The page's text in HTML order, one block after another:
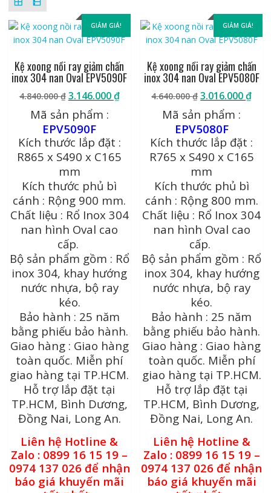
thấp
GIẢM GIÁ!
Kệ xoong nồi ray giảm chấn
inox 304 nan Oval EPV5090F
4.840.000₫ Giá
gốc
là:
4.840.000 ₫.
3.146.000₫Giá
3.146.000 ₫.
Mã sản phẩm :
EPV5090F
Kích thước lắp đặt :
R865 x S490 x C165
mm
Kích thước phủ bì
cánh : Rộng 900 mm.
Chất liệu : Rổ Inox 304
nan hình Oval cao
cấp.
Bộ sản phẩm gồm : Rổ
inox 304, khay hướng
nước nhựa, bộ ray
kéo.
Bảo hành : 25 năm
bằng phiếu bảo hành.
Giao hàng : Giao hàng
toàn quốc. Miễn phí
giao hàng tại TP.HCM.
Hỗ trợ lắp đặt tại
TP.HCM, Bình Dương,
Đồng Nai, Long An.
Liên hệ Hotline &
Zalo : 0899 16 15 19 –
0974 137 026 để nhận
báo giá khuyến mãi
GIẢM GIÁ!
Kệ xoong nồi ray giảm chấn
inox 304 nan Oval EPV5080F
4.640.000₫Giá
gốc
là:
4.640.000 ₫.
3.016.000₫Giá
Mã sản phẩm :
EPV5080F
Kích thước lắp đặt :
R765 x S490 x C165
mm
Kích thước phủ bì
cánh : Rộng 800 mm.
Chất liệu : Rổ Inox 304
nan hình Oval cao
cấp.
Bộ sản phẩm gồm : Rổ
inox 304, khay hướng
nước nhựa, bộ ray
kéo.
Bảo hành : 25 năm
bằng phiếu bảo hành.
Giao hàng : Giao hàng
toàn quốc. Miễn phí
giao hàng tại TP.HCM.
Hỗ trợ lắp đặt tại
TP.HCM, Bình Dương,
Đồng Nai, Long An.
Liên hệ Hotline &
Zalo : 0899 16 15 19 –
0974 137 026 để nhận
báo giá khuyến mãi